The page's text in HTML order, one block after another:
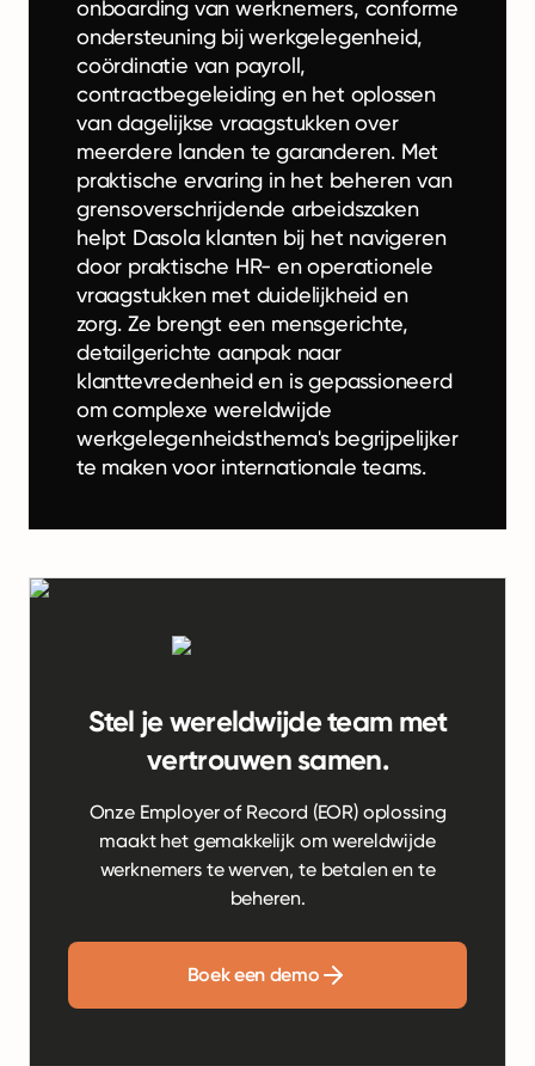
onboarding van werknemers, conforme
ondersteuning bij werkgelegenheid,
coördinatie van payroll,
contractbegeleiding en het oplossen
van dagelijkse vraagstukken over
meerdere landen te garanderen. Met
praktische ervaring in het beheren van
grensoverschrijdende arbeidszaken
helpt Dasola klanten bij het navigeren
door praktische HR- en operationele
vraagstukken met duidelijkheid en
zorg. Ze brengt een mensgerichte,
detailgerichte aanpak naar
klanttevredenheid en is gepassioneerd
om complexe wereldwijde
werkgelegenheidsthema's begrijpelijker
te maken voor internationale teams.
Stel je wereldwijde team met
vertrouwen samen.
Onze Employer of Record (EOR) oplossing
maakt het gemakkelijk om wereldwijde
werknemers te werven, te betalen en te
beheren.
Boek een demo